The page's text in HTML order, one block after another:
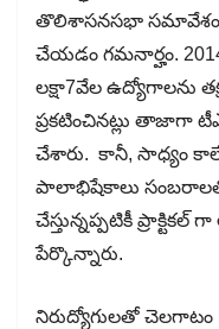
తొలిశాసనసభా
చేయడం గమనార్హం.
లక్షా7వేల ఉద్యోగాలను
ప్రకటించినట్లు తాజాగా
చేశారు. కానీ, సాధ్యం
పాలాభిషేకాలు సంబరాలతో
చేస్తున్నప్పటికీ
పేర్కొన్నారు.
నిరుద్యోగులతో చెలగాటం